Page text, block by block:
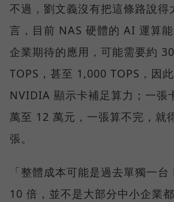
不過，劉文義沒有把這條路說得
言，目前 NAS 硬體的 AI 運算
企業期待的應用，可能需要約
TOPS，甚至 1,000 TOPS，因
NVIDIA 顯示卡補足算力；一張
萬至 12 萬元，一張算不完，就
張。
「整體成本可能是過去單獨一
10 倍，並不是大部分中小企業